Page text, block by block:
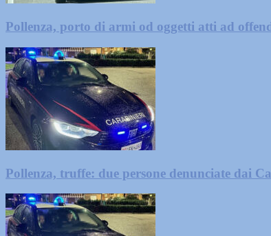
Pollenza, porto di armi od oggetti atti ad
Pollenza, truffe: due persone denunciate dai